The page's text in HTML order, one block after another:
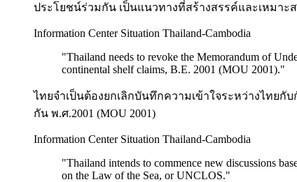
ประโยชน์ร่วมกัน เป็นแนวทางที่สร้างสรรค์และเหมาะ
Information Center Situation Thailand-Cambodia
"Thailand needs to revoke the Memorandum of
continental shelf claims, B.E. 2001 (MOU 2001)."
ไทยจำเป็นต้องยกเลิกบันทึกความเข้าใจระหว่างไท
กัน พ.ศ.2001 (MOU 2001)
Information Center Situation Thailand-Cambodia
"Thailand intends to commence new discussions
on the Law of the Sea, or UNCLOS."